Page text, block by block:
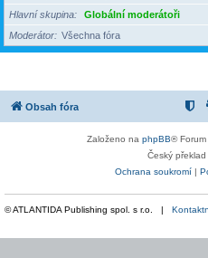
Hlavní skupina
Globální moderátoři
Moderátor
Všechna fóra
Obsah fóra
Založeno na phpBB®
Český překlad
Ochrana soukromí|
© ATLANTIDA Publishing spol. s r.o. |